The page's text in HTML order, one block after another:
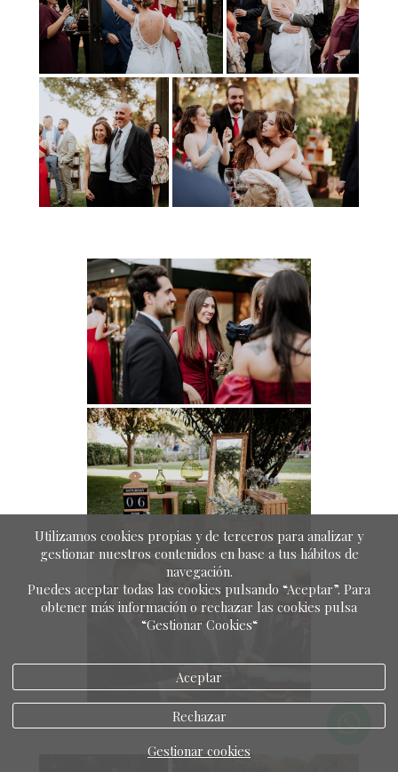
Utilizamos cookies propias y de terceros para analizar y
gestionar nuestros contenidos en base a tus hábitos de
navegación.
Puedes aceptar todas las cookies pulsando “Aceptar”. Para
obtener más información o rechazar las cookies pulsa
“Gestionar Cookies“
Aceptar
Rechazar
Gestionar cookies